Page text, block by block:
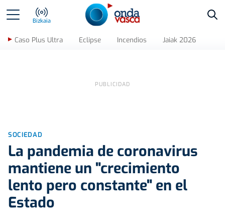
Bizkaia
Caso Plus Ultra Eclipse Incendios Jaiak 2026
SOCIEDAD
La pandemia de coronavirus
mantiene un "crecimiento
lento pero constante" en el
Estado